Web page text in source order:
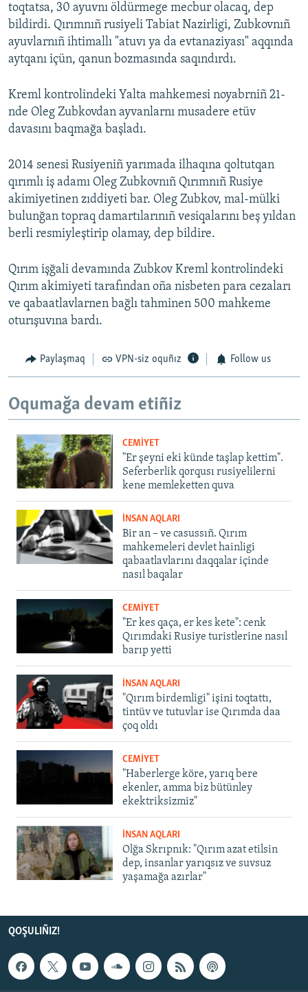
toqtatsa, 30 ayuvnı öldürmege mecbur olacaq, dep
bildirdi. Qırımnıñ rusiyeli Tabiat Nazirligi, Zubkovnıñ
ayuvlarnıñ ihtimallı "atuvı ya da evtanaziyası" aqqında
aytqanı içün, qanun bozmasında saqındırdı.
Kreml kontrolindeki Yalta mahkemesi noyabrniñ 21-
nde Oleg Zubkovdan ayvanlarnı musadere etüv
davasını baqmağa başladı.
2014 senesi Rusiyeniñ yarımada ilhaqına qoltutqan
qırımlı iş adamı Oleg Zubkovnıñ Qırımnıñ Rusiye
akimiyetinen zıddiyeti bar. Oleg Zubkov, mal-mülki
bulunğan topraq damartılarınıñ vesiqalarını beş yıldan
berli resmiyleştirip olamay, dep bildire.
Qırım işğali devamında Zubkov Kreml kontrolindeki
Qırım akimiyeti tarafından oña nisbeten para cezaları
ve qabaatlavlarnen bağlı tahminen 500 mahkeme
oturışuvına bardı.
Paylaşmaq VPN-siz oquñız Follow us
Oqumağa devam etiñiz
CEMİYET
"Er şeyni eki künde taşlap kettim".
Seferberlik qorqusı rusiyelilerni
kene memleketten quva
İNSAN AQLARI
Bir an – ve casussıñ. Qırım
mahkemeleri devlet hainligi
qabaatlavlarını daqqalar içinde
nasıl baqalar
CEMİYET
"Er kes qaça, er kes kete": cenk
Qırımdaki Rusiye turistlerine nasıl
barıp yetti
İNSAN AQLARI
"Qırım birdemligi" işini toqtattı,
tintüv ve tutuvlar ise Qırımda daa
çoq oldı
CEMİYET
"Haberlerge köre, yarıq bere
ekenler, amma biz bütünley
ekektriksizmiz"
İNSAN AQLARI
Olğa Skrıpnık: "Qırım azat etilsin
dep, insanlar yarıqsız ve suvsuz
yaşamağa azırlar"
QOŞULIÑIZ!